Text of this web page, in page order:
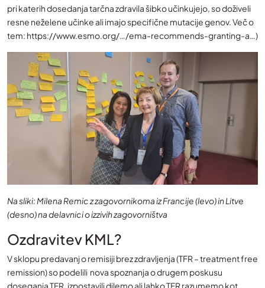
pri katerih dosedanja tarčna zdravila šibko učinkujejo, so doživeli
resne neželene učinke ali imajo specifične mutacije genov. Več o
tem: https://www.esmo.org/…/ema-recommends-granting-a…)
Na sliki: Milena Remic z zagovornikoma iz Francije (levo) in Litve
(desno) na delavnici o izzivih zagovorništva
Ozdravitev KML?
V sklopu predavanj o remisiji brez zdravljenja (TFR – treatment free
remission) so podelili nova spoznanja o drugem poskusu
doseganja TFR, izpostavili dilemo ali lahko TFR razumemo kot